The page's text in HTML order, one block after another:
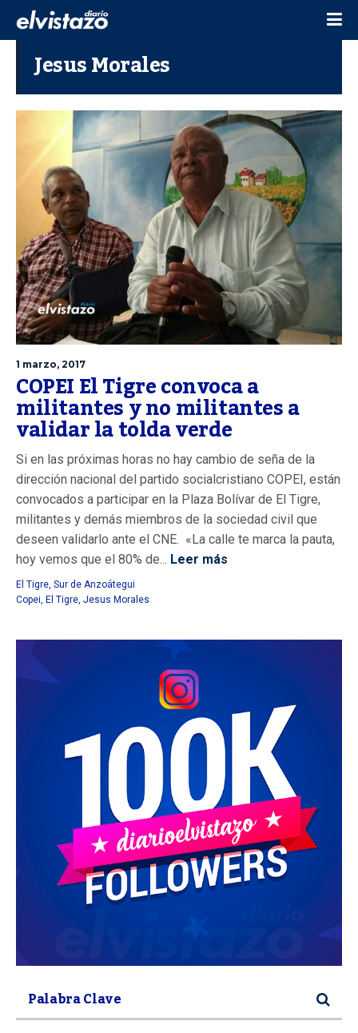
Jesus Morales
1 marzo, 2017
COPEI El Tigre convoca a
militantes y no militantes a
validar la tolda verde
Si en las próximas horas no hay cambio de seña de la
dirección nacional del partido socialcristiano COPEI, están
convocados a participar en la Plaza Bolívar de El Tigre,
militantes y demás miembros de la sociedad civil que
deseen validarlo ante el CNE. «La calle te marca la pauta,
hoy vemos que el 80% de... Leer más
El Tigre, Sur de Anzoátegui
Copei, El Tigre, Jesus Morales